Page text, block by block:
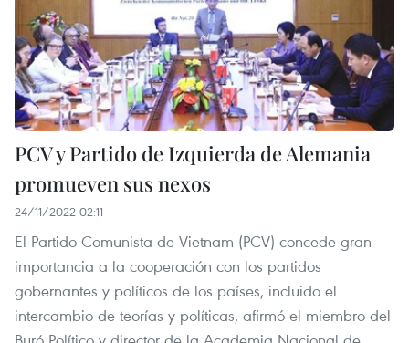
PCV y Partido de Izquierda de Alemania
promueven sus nexos
24/11/2022 02:11
El Partido Comunista de Vietnam (PCV) concede gran
importancia a la cooperación con los partidos
gobernantes y políticos de los países, incluido el
intercambio de teorías y políticas, afirmó el miembro del